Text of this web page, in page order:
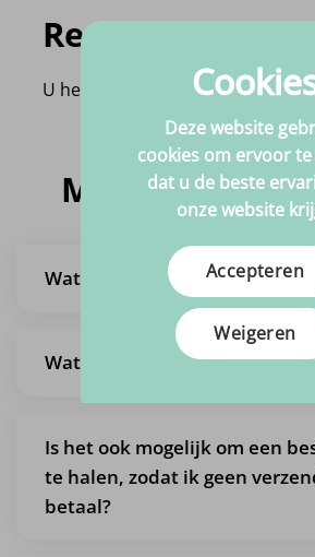
Recent bekeken
U heeft nog geen product
Meestgestelde
Wat is de levertijd?
Wat zijn de verzendkosten?
Is het ook mogelijk om een
te halen, zodat ik geen
betaal?
Deze website
cookies om ervoor
dat u de beste
onze website
Accepteren
Weigeren